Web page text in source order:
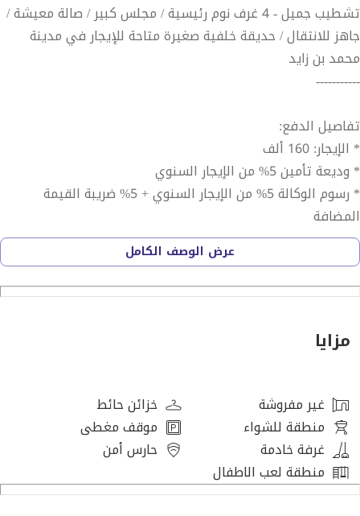
تشطيب جميل - 4 غرف نوم رئيسية / مجلس كبير / صالة معيشة /
جاهز للانتقال / حديقة خلفية صغيرة متاحة للإيجار في مدينة
محمد بن زايد
-----------
تفاصيل الدفع:
* الإيجار: 160 ألف
* وديعة تأمين 5% من الإيجار السنوي
* رسوم الوكالة 5% من الإيجار السنوي + 5% ضريبة القيمة
المضافة
------------
تصميم الفيلا:
مدخل خاص في المجمع
حديقة خلفية صغيرة
مواقف مغطاة
غرفة للخادمة
غرفة غسيل
-------------
الطابق الأرضي :-
عرض الوصف الكامل
مزايا
غير مفروشة
خزائن حائط
منطقة للشواء
موقف مغطى
غرفة خادمة
حارس أمن
منطقة لعب الاطفال